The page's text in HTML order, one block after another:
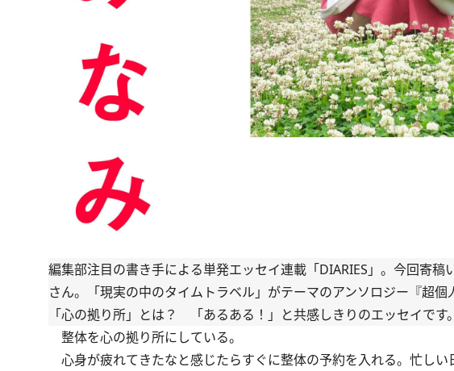
編集部注目の書き手による単発エッセイ連載「DIARIES」。今回寄
さん。「現実の中のタイムトラベル」がテーマのアンソロジー『超個
「心の拠り所」とは？ 「あるある！」と共感しきりのエッセイです。
整体を心の拠り所にしている。
心身が疲れてきたなと感じたらすぐに整体の予約を入れる。忙し